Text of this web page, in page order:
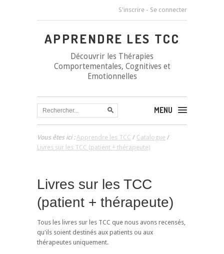
S'inscrire - Se connecter
APPRENDRE LES TCC
Découvrir les Thérapies
Comportementales, Cognitives et
Emotionnelles
MENU
Vous êtes ici :Apprendre les TCC / Catalogue /
Livres sur les TCC (patient + thérapeute)
Livres sur les TCC
(patient + thérapeute)
Tous les livres sur les TCC que nous avons recensés,
qu'ils soient destinés aux patients ou aux
thérapeutes uniquement.